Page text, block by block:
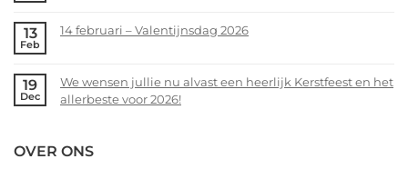
Kerstfeest
allerbeste
voor
jou!
on
bckspace
|
13
Feb
14 februari – Valentijnsdag 2026
on
14
Valentijnsdag
19
Dec
We wensen jullie nu alvast een heerlijk Kerstfeest en het
allerbeste voor 2026!
on
OVER ONS